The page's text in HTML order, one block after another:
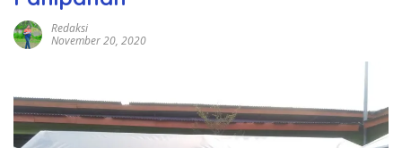
Redaksi
November 20, 2020